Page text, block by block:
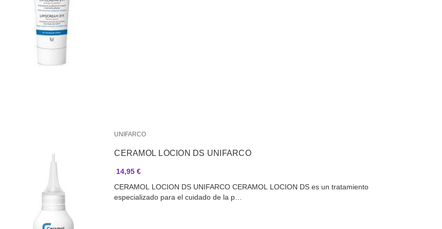
UNIFARCO
CERAMOL LOCION DS UNIFARCO
14,95 €
CERAMOL LOCION DS UNIFARCO CERAMOL LOCION DS es un tratamiento
especializado para el cuidado de la p…